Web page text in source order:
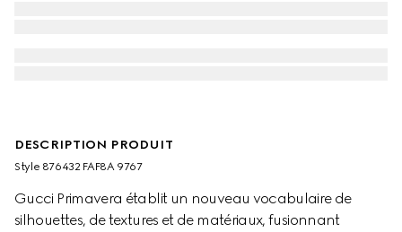
DESCRIPTION PRODUIT
Style ‎876432 FAF8A 9767
Gucci Primavera établit un nouveau vocabulaire de
silhouettes, de textures et de matériaux, fusionnant